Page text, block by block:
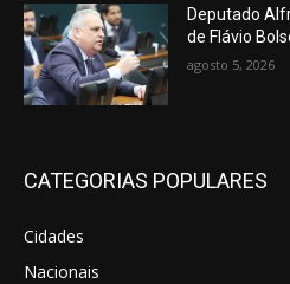
Deputado
de Flávio
agosto 5, 2026
CATEGORIAS POPULARES
Cidades
Nacionais